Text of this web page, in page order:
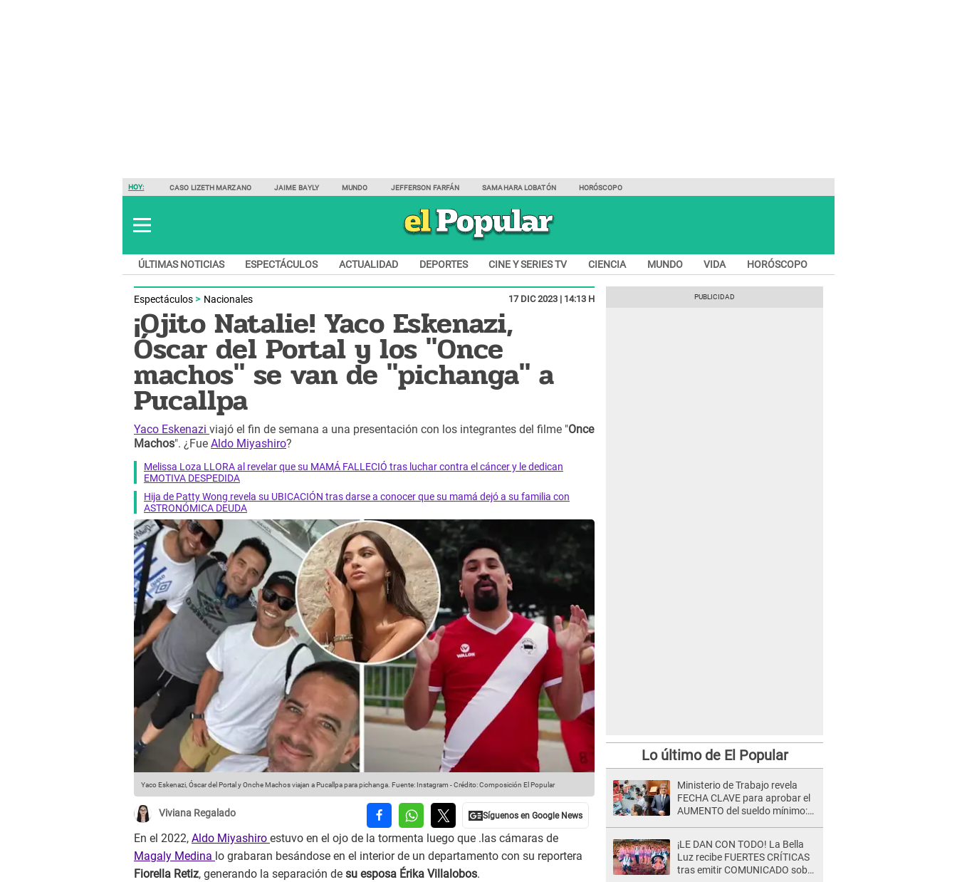
HOY: CASO LIZETH MARZANO JAIME BAYLY MUNDO JEFFERSON FARFÁN SAMAHARA LOBATÓN HORÓSCOPO
ÚLTIMAS NOTICIAS ESPECTÁCULOS ACTUALIDAD DEPORTES CINE Y SERIES TV CIENCIA MUNDO VIDA HORÓSCOPO
Espectáculos Nacionales 17 DIC 2023 | 14:13 H
¡Ojito Natalie! Yaco Eskenazi,
Óscar del Portal y los "Once
machos" se van de "pichanga" a
Pucallpa
Yaco Eskenazi viajó el fin de semana a una presentación con los integrantes del filme "Once
Machos". ¿Fue Aldo Miyashiro?
Melissa Loza LLORA al revelar que su MAMÁ FALLECIÓ tras luchar contra el cáncer y le dedican
EMOTIVA DESPEDIDA
Hija de Patty Wong revela su UBICACIÓN tras darse a conocer que su mamá dejó a su familia con
ASTRONÓMICA DEUDA
Yaco Eskenazi, Óscar del Portal y Onche Machos viajan a Pucallpa para pichanga. Fuente: Instagram -Crédito: Composición El Popular
Viviana Regalado
En el 2022, Aldo Miyashiro estuvo en el ojo de la tormenta luego que .las cámaras de
Magaly Medina lo grabaran besándose en el interior de un departamento con su reportera
Fiorella Retiz, generando la separación de su esposa Érika Villalobos.
Lo último de El Popular
Ministerio de Trabajo revela
FECHA CLAVE para aprobar el
AUMENTO del sueldo mínimo:
¡LE DAN CON TODO! La Bella
Luz recibe FUERTES CRÍTICAS
tras emitir COMUNICADO sobre